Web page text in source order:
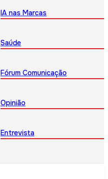
IA nas Marcas
Saúde
Fórum Comunicação
Opinião
Entrevista